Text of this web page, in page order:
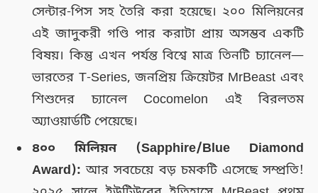
সেন্টার-পিস সহ তৈরি করা হয়েছে। ২০০ মিলিয়নের
এই জাদুকরী গণ্ডি পার করাটা প্রায় অসম্ভব একটি
বিষয়। কিন্তু এখন পর্যন্ত বিশ্বে মাত্র তিনটি চ্যানেল—
ভারতের T-Series, জনপ্রিয় ক্রিয়েটর MrBeast এবং
শিশুদের চ্যানেল Cocomelon এই বিরলতম
অ্যাওয়ার্ডটি পেয়েছে।
৪০০ মিলিয়ন (Sapphire/Blue Diamond
Award): আর সবচেয়ে বড় চমকটি এসেছে সম্প্রতি!